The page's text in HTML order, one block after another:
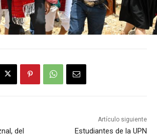
del
Artículo siguiente
Estudiantes de la UPN